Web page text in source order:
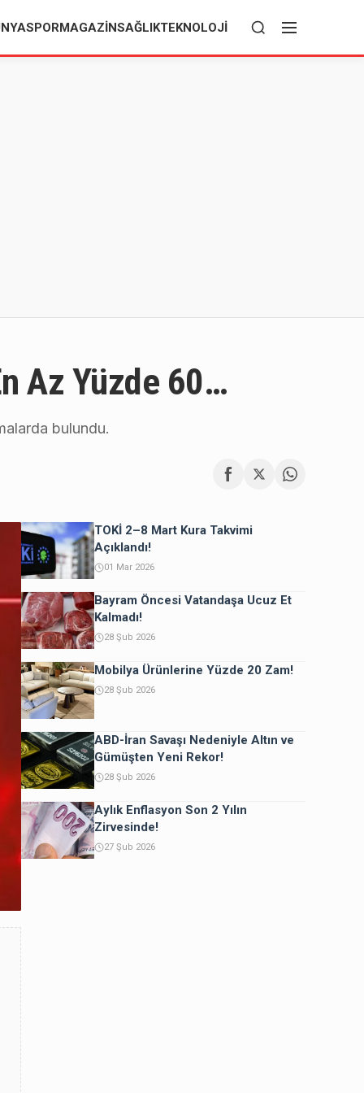
SPORMAGAZINSAĞLIKTEKNOLOJI
Az Yüzde 60…
bulundu.
TOKİ 2–8 Mart Kura Takvimi
Açıklandı!
01 Mar 2026
Bayram Öncesi Vatandaşa Ucuz Et
Kalmadı!
28 Şub 2026
Mobilya Ürünlerine Yüzde 20 Zam!
28 Şub 2026
ABD-İran Savaşı Nedeniyle Altın ve
Gümüşten Yeni Rekor!
28 Şub 2026
Aylık Enflasyon Son 2 Yılın
Zirvesinde!
27 Şub 2026